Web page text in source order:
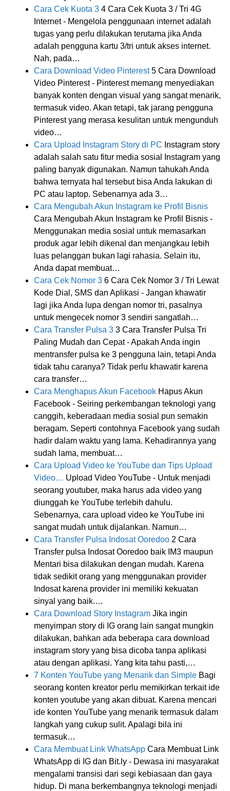
Cara Cek Kuota 3 4 Cara Cek Kuota 3 / Tri 4G
Internet - Mengelola penggunaan internet adalah
tugas yang perlu dilakukan terutama jika Anda
adalah pengguna kartu 3/tri untuk akses internet.
Nah, pada…
Cara Download Video Pinterest5 Cara Download
Video Pinterest - Pinterest memang menyediakan
banyak konten dengan visual yang sangat menarik,
termasuk video. Akan tetapi, tak jarang pengguna
Pinterest yang merasa kesulitan untuk mengunduh
video…
Cara Upload Instagram Story di PC Instagram story
adalah salah satu fitur media sosial Instagram yang
paling banyak digunakan. Namun tahukah Anda
bahwa ternyata hal tersebut bisa Anda lakukan di
PC atau laptop. Sebenarnya ada 3…
Cara Mengubah Akun Instagram ke Profil Bisnis
Cara Mengubah Akun Instagram ke Profil Bisnis -
Menggunakan media sosial untuk memasarkan
produk agar lebih dikenal dan menjangkau lebih
luas pelanggan bukan lagi rahasia. Selain itu,
Anda dapat membuat…
Cara Cek Nomor 3 6 Cara Cek Nomor 3 / Tri Lewat
Kode Dial, SMS dan Aplikasi - Jangan khawatir
lagi jika Anda lupa dengan nomor tri, pasalnya
untuk mengecek nomor 3 sendiri sangatlah…
Cara Transfer Pulsa 3 3 Cara Transfer Pulsa Tri
Paling Mudah dan Cepat - Apakah Anda ingin
mentransfer pulsa ke 3 pengguna lain, tetapi Anda
tidak tahu caranya? Tidak perlu khawatir karena
cara transfer…
Cara Menghapus Akun Facebook Hapus Akun
Facebook - Seiring perkembangan teknologi yang
canggih, keberadaan media sosial pun semakin
beragam. Seperti contohnya Facebook yang sudah
hadir dalam waktu yang lama. Kehadirannya yang
sudah lama, membuat…
Cara Upload Video ke YouTube dan Tips Upload
Video… Upload Video YouTube - Untuk menjadi
seorang youtuber, maka harus ada video yang
diunggah ke YouTube terlebih dahulu.
Sebenarnya, cara upload video ke YouTube ini
sangat mudah untuk dijalankan. Namun…
Cara Transfer Pulsa Indosat Ooredoo 2 Cara
Transfer pulsa Indosat Ooredoo baik IM3 maupun
Mentari bisa dilakukan dengan mudah. Karena
tidak sedikit orang yang menggunakan provider
Indosat karena provider ini memiliki kekuatan
sinyal yang baik.…
Cara Download Story Instagram Jika ingin
menyimpan story di IG orang lain sangat mungkin
dilakukan, bahkan ada beberapa cara download
instagram story yang bisa dicoba tanpa aplikasi
atau dengan aplikasi. Yang kita tahu pasti,…
7 Konten YouTube yang Menarik dan Simple Bagi
seorang konten kreator perlu memikirkan terkait ide
konten youtube yang akan dibuat. Karena mencari
ide konten YouTube yang menarik termasuk dalam
langkah yang cukup sulit. Apalagi bila ini
termasuk…
Cara Membuat Link WhatsApp Cara Membuat Link
WhatsApp di IG dan Bit.ly - Dewasa ini masyarakat
mengalami transisi dari segi kebiasaan dan gaya
hidup. Di mana berkembangnya teknologi menjadi